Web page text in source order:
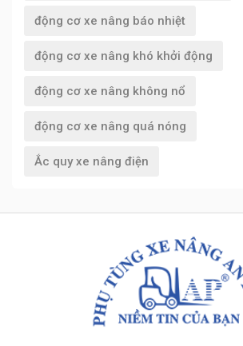
động cơ xe nâng báo nhiệt
động cơ xe nâng khó khởi động
động cơ xe nâng không nổ
động cơ xe nâng quá nóng
Ắc quy xe nâng điện